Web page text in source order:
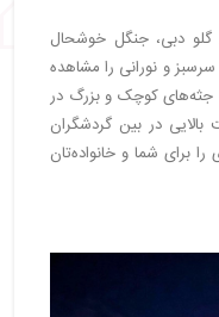
دبی، جنگل خوشحال
و نورانی را مشاهده
جثه‌های کوچک و بزرگ در
در بین گردشگران
برای شما و خانواده‌تان